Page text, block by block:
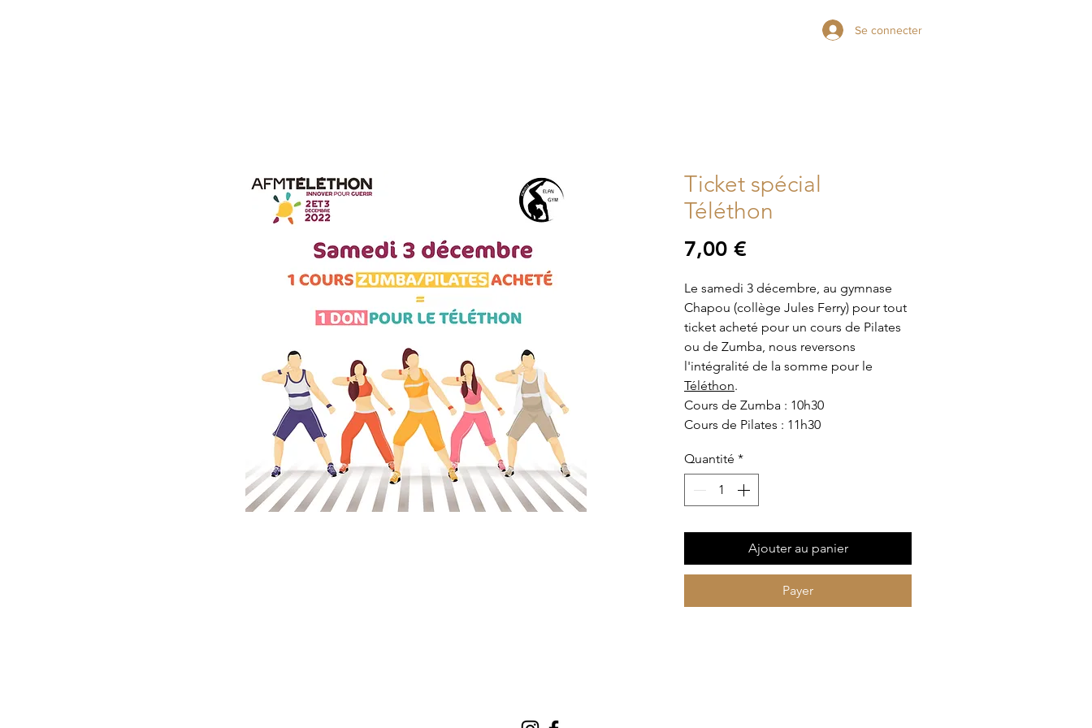
Se connecter
Ticket spécial
Téléthon
7,00 €
Le samedi 3 décembre, au gymnase
Chapou (collège Jules Ferry) pour tout
ticket acheté pour un cours de Pilates
ou de Zumba, nous reversons
l'intégralité de la somme pour le
Téléthon.
Cours de Zumba : 10h30
Cours de Pilates : 11h30
Quantité *
Ajouter au panier
Payer